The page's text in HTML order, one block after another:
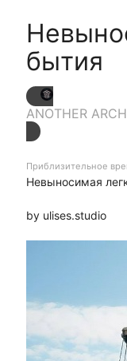
бытия
ANOTHER
Приблизительное
Невыносимая
by ulises.studio